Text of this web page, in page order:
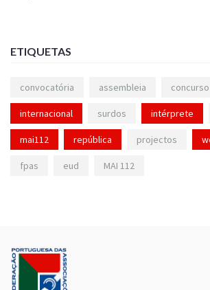
ETIQUETAS
convocatória assembleia concurso
internacional surdos intérprete
mai112 república projectos
fpas eud MAI 112